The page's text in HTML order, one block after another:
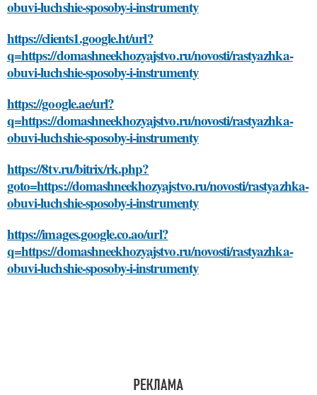
obuvi-luchshie-sposoby-i-instrumenty
https://clients1.google.ht/url?
q=https://domashneekhozyajstvo.ru/novosti/rastyazhka-
obuvi-luchshie-sposoby-i-instrumenty
https://google.ae/url?
q=https://domashneekhozyajstvo.ru/novosti/rastyazhka-
obuvi-luchshie-sposoby-i-instrumenty
https://8tv.ru/bitrix/rk.php?
goto=https://domashneekhozyajstvo.ru/novosti/rastyazhka-
obuvi-luchshie-sposoby-i-instrumenty
https://images.google.co.ao/url?
q=https://domashneekhozyajstvo.ru/novosti/rastyazhka-
obuvi-luchshie-sposoby-i-instrumenty